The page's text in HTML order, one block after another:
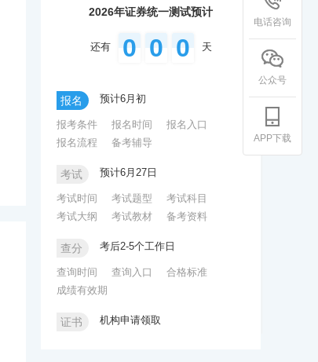
2026年证券统一测试预计
还有 0 0 0 天
报名 预计6月初
报考条件 报名时间
报名入口
报名流程
备考辅导
考试 预计6月27日
考试时间 考试题型
考试科目
考试大纲
考试教材 备考资料
查分 考后2-5个工作日
查询时间 查询入口
合格标准
成绩有效期
证书 机构申请领取
电话咨询
公众号
APP下载